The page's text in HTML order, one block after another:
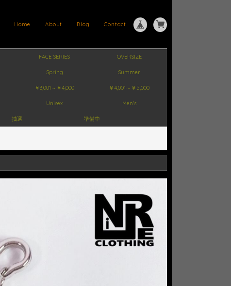
Contact
Blog
About
Home
FACE SERIES OVERSIZE
Spring Summer
￥3,001～￥4,000 ￥4,001～￥5,000
Unisex Men's
抽選 準備中